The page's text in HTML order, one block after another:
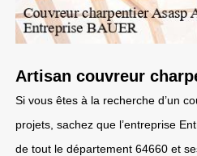
Artisan couvreur
Si vous êtes à la recherche d’un
projets, sachez que l’entreprise
de tout le département 64660 et